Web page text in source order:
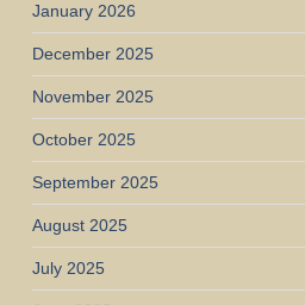
January 2026
December 2025
November 2025
October 2025
September 2025
August 2025
July 2025